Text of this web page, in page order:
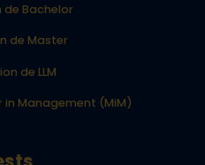
de Bachelor
de Master
de LLM
in Management (MiM)